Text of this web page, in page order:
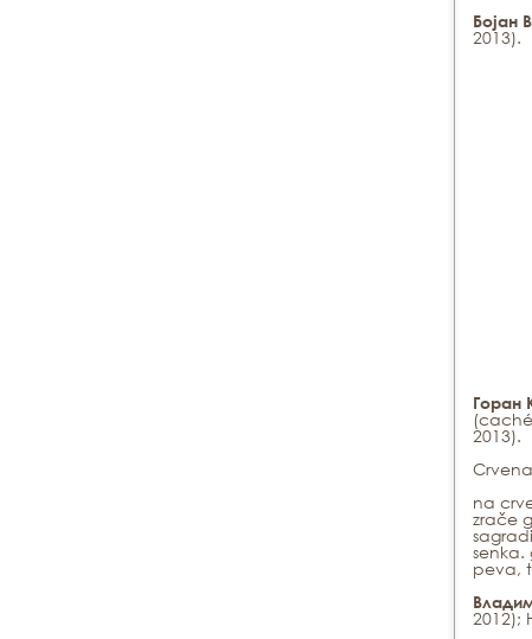
Бојан
2013).
Горан
(caché
2013).
na
zrače
senka.
peva,
2012);